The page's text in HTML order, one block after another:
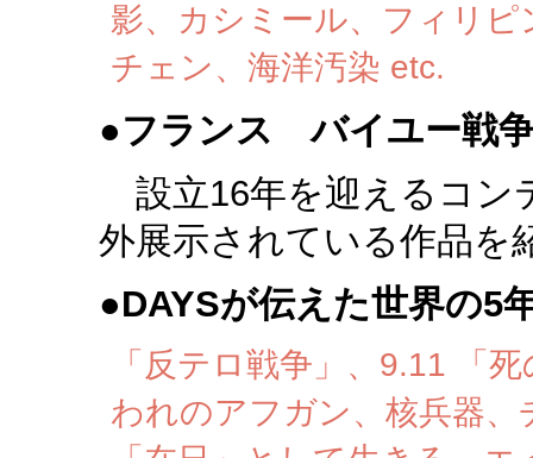
影、カシミール、フィリ
チェン、海洋汚染 etc.
●フランス バイユー戦
設立16年を迎えるコン
外展示されている作品を
●DAYSが伝えた世界の5
「反テロ戦争」、9.11 「
われのアフガン、核兵器